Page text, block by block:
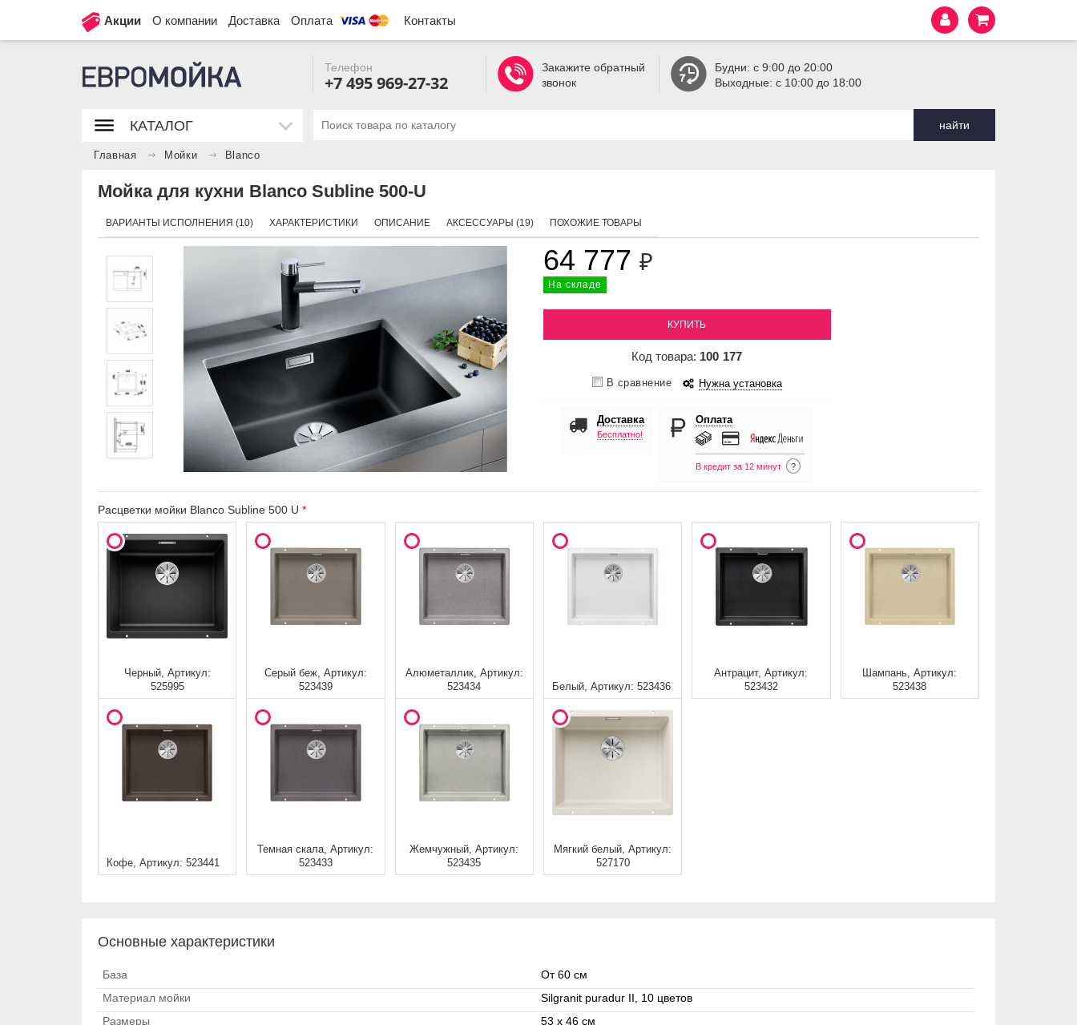
Акции О компании Доставка Оплата Контакты
Телефон
+7 495 969-27-32
Закажите обратный
звонок
Будни: с 9:00 до 20:00
Выходные: с 10:00 до 18:00
найти
КАТАЛОГ
Главная Мойки Blanco
Мойка для кухни Blanco Subline 500-U
ВАРИАНТЫ ИСПОЛНЕНИЯ (10) ХАРАКТЕРИСТИКИ ОПИСАНИЕ АКСЕССУАРЫ (19) ПОХОЖИЕ ТОВАРЫ
64 777 ₽
На складе
КУПИТЬ
Код товара: 100 177
В сравнение Нужна установка
Доставка
Бесплатно!
Оплата
В кредит за 12 минут ?
Расцветки мойки Blanco Subline 500 U
Черный, Артикул:
525995
Серый беж, Артикул:
523439
Алюметаллик, Артикул:
523434
Белый, Артикул: 523436
Антрацит, Артикул:
523432
Шампань, Артикул:
523438
Кофе, Артикул: 523441
Темная скала, Артикул:
523433
Жемчужный, Артикул:
523435
Мягкий белый, Артикул:
527170
Основные характеристики
База
От 60 см
Материал мойки
Silgranit puradur II, 10 цветов
Размеры
53 x 46 см